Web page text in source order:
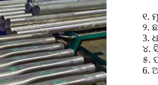
୧.
୨.
3.
୪.
୫.
6.